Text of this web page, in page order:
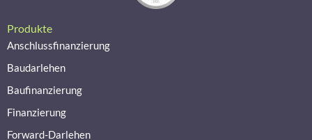
Produkte
Anschlussfinanzierung
Baudarlehen
Baufinanzierung
Finanzierung
Forward-Darlehen